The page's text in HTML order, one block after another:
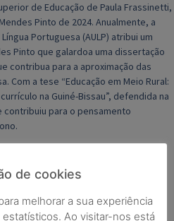
de Educação de Paula Frassinetti,
Pinto de 2024. Anualmente, a
Portuguesa (AULP) atribui um
Pinto que galardoa uma dissertação
contribua para a aproximação das
Com a tese “Educação em Meio Rural:
na Guiné-Bissau”, defendida na
contribuiu para o pensamento
de cookies
melhorar a sua experiência
Ao visitar-nos está